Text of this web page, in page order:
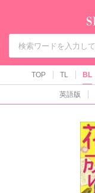
TOP TL BL
英語版